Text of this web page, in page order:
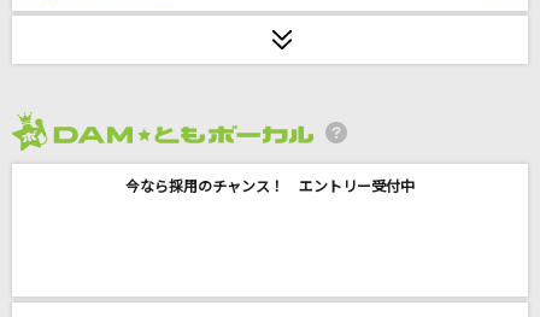
ローリンガール
今なら採用のチャンス！ エントリー受付中